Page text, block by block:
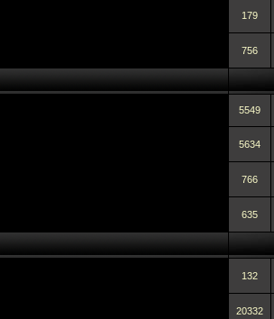
179
756
5549
5634
766
635
132
20332